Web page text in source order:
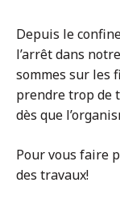
Depuis le
l’arrêt dans
sommes sur les
prendre trop de
dès que
Pour vous faire
des travaux!